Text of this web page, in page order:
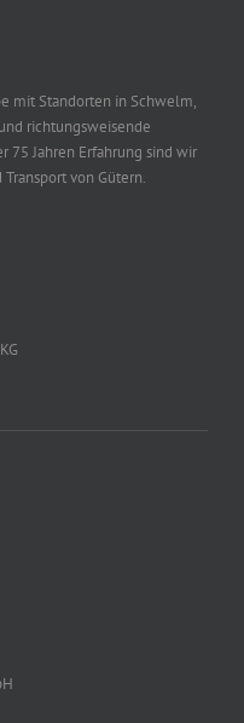
mit Standorten in Schwelm,
richtungsweisende
75 Jahren Erfahrung sind wir
von Gütern.